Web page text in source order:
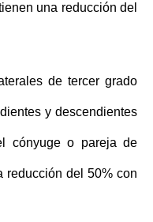
una reducción del
de tercer grado
y descendientes
cónyuge o pareja de
reducción del 50% con